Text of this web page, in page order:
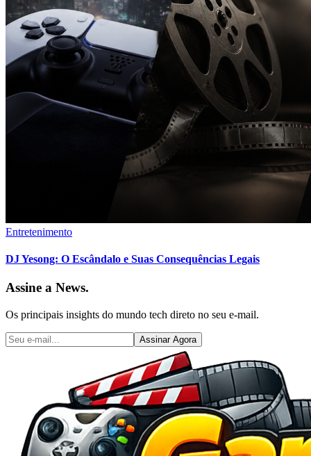
Entretenimento
DJ Yesong: O Escândalo e Suas Consequências Legais
Assine a News.
Os principais insights do mundo tech direto no seu e-mail.
Assinar Agora